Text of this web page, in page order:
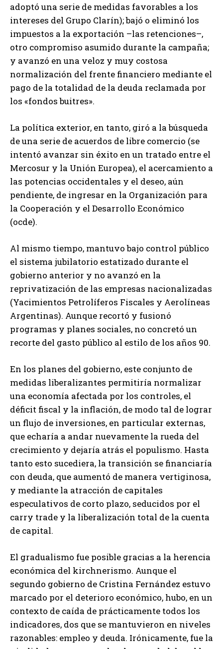
adoptó una serie de medidas favorables a los
intereses del Grupo Clarín); bajó o eliminó los
impuestos a la exportación –las retenciones–,
otro compromiso asumido durante la campaña;
y avanzó en una veloz y muy costosa
normalización del frente financiero mediante el
pago de la totalidad de la deuda reclamada por
los «fondos buitres».
La política exterior, en tanto, giró a la búsqueda
de una serie de acuerdos de libre comercio (se
intentó avanzar sin éxito en un tratado entre el
Mercosur y la Unión Europea), el acercamiento a
las potencias occidentales y el deseo, aún
pendiente, de ingresar en la Organización para
la Cooperación y el Desarrollo Económico
(ocde).
Al mismo tiempo, mantuvo bajo control público
el sistema jubilatorio estatizado durante el
gobierno anterior y no avanzó en la
reprivatización de las empresas nacionalizadas
(Yacimientos Petrolíferos Fiscales y Aerolíneas
Argentinas). Aunque recortó y fusionó
programas y planes sociales, no concretó un
recorte del gasto público al estilo de los años 90.
En los planes del gobierno, este conjunto de
medidas liberalizantes permitiría normalizar
una economía afectada por los controles, el
déficit fiscal y la inflación, de modo tal de lograr
un flujo de inversiones, en particular externas,
que echaría a andar nuevamente la rueda del
crecimiento y dejaría atrás el populismo. Hasta
tanto esto sucediera, la transición se financiaría
con deuda, que aumentó de manera vertiginosa,
y mediante la atracción de capitales
especulativos de corto plazo, seducidos por el
carry trade y la liberalización total de la cuenta
de capital.
El gradualismo fue posible gracias a la herencia
económica del kirchnerismo. Aunque el
segundo gobierno de Cristina Fernández estuvo
marcado por el deterioro económico, hubo, en un
contexto de caída de prácticamente todos los
indicadores, dos que se mantuvieron en niveles
razonables: empleo y deuda. Irónicamente, fue la